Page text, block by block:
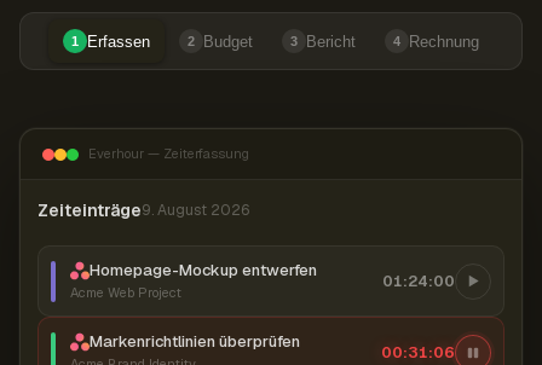
1 Erfassen 2 Budget 3 Bericht 4 Rechnung
Everhour — Zeiterfassung
Zeiteinträge9. August 2026
Homepage-Mockup entwerfen
Acme Web Project
01:24:00
Markenrichtlinien überprüfen 00:31:07